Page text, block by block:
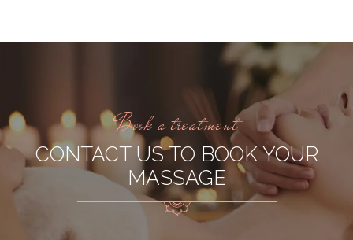
Book a treatment
CONTACT US TO BOOK YOUR
MASSAGE